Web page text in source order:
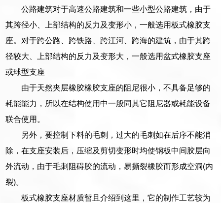
公路建筑对于高速公路建筑和一些小型公路建筑，由于
其跨径小、上部结构的反力及变形小，一般选用板式橡胶支
座。对于跨公路、跨铁路、跨江河、跨海的建筑，由于其跨
径较大、上部结构的反力及变形大，一般选用盆式橡胶支座
或球型支座
由于天然夹层橡胶橡胶支座的阻尼很小，不具备足够的
耗能能力，所以在结构使用中一般同其它阻尼器或耗能设备
联合使用。
另外，要控制下料的毛刺，过大的毛刺如在后序不能消
除，在支座安装后，压缩及剪切变形时均使钢板中间胶层向
外流动，由于毛刺阻碍胶的流动，易撕裂橡胶而形成空洞(内
裂)。
板式橡胶支座材质暂且介绍到这里，它的制作工艺较为